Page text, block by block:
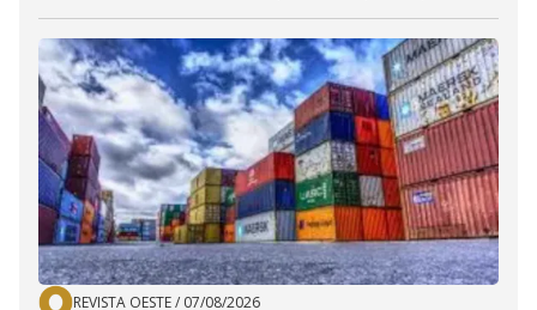
REVISTA OESTE/ 07/08/2026